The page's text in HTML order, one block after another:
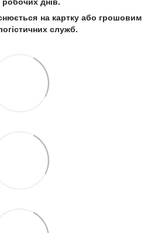
днів.
на картку або грошовим
служб.